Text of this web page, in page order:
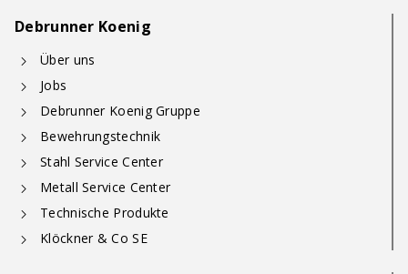
Debrunner Koenig
Über uns
Jobs
Debrunner Koenig Gruppe
Bewehrungstechnik
Stahl Service Center
Metall Service Center
Technische Produkte
Klöckner & Co SE